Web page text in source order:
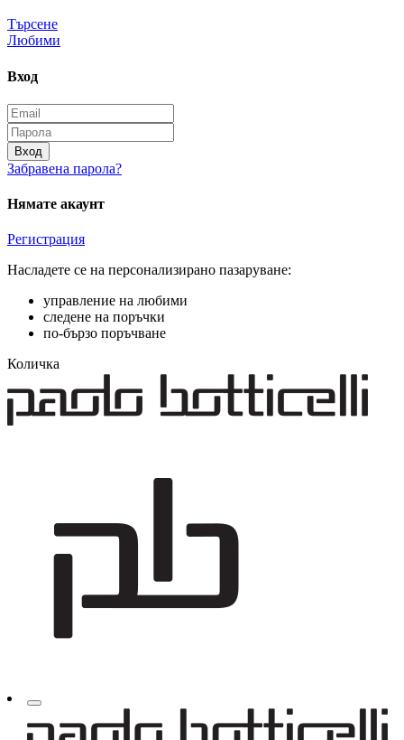
Търсене
Любими
Вход
Вход
Забравена парола?
Нямате акаунт
Регистрация
Насладете се на персонализирано пазаруване:
управление на любими
следене на поръчки
по-бързо поръчване
Количка